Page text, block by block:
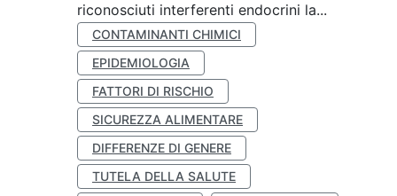
riconosciuti interferenti endocrini la...
CONTAMINANTI CHIMICI
EPIDEMIOLOGIA
FATTORI DI RISCHIO
SICUREZZA ALIMENTARE
DIFFERENZE DI GENERE
TUTELA DELLA SALUTE